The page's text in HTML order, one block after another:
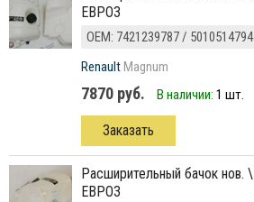
ЕВРО3
ОЕМ: 7421239787 / 5010514794
Renault Magnum
7870 руб. В наличии: 1 шт.
Заказать
расширительный бачок нов. \ БАЧОК РАСШИР
ЕВРО3